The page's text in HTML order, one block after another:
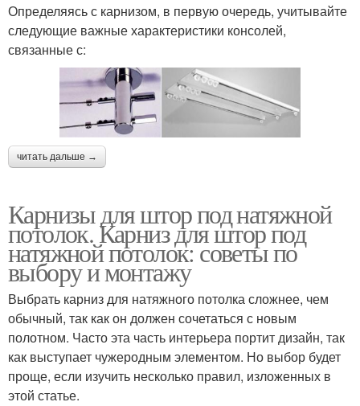
Определяясь с карнизом, в первую очередь, учитывайте
следующие важные характеристики консолей,
связанные с:
читать дальше →
Карнизы для штор под натяжной
потолок. Карниз для штор под
натяжной потолок: советы по
выбору и монтажу
Выбрать карниз для натяжного потолка сложнее, чем
обычный, так как он должен сочетаться с новым
полотном. Часто эта часть интерьера портит дизайн, так
как выступает чужеродным элементом. Но выбор будет
проще, если изучить несколько правил, изложенных в
этой статье.